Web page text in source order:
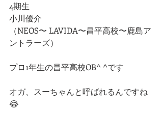
4期生
小川優介
（NEOS〜 LAVIDA〜昌平高校〜鹿島ア
ントラーズ）
プロ1年生の昌平高校OB^ ^です
オガ、スーちゃんと呼ばれるんですね
😂